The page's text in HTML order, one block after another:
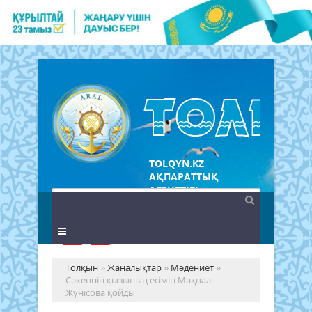
TOLQYN.KZ
АҚПАРАТТЫҚ
АГЕНТТІГІ
Толқын »Жаңалықтар » Мәдениет »
Сәкеннің қызының есімін Мақпал
Жүнісова қойды